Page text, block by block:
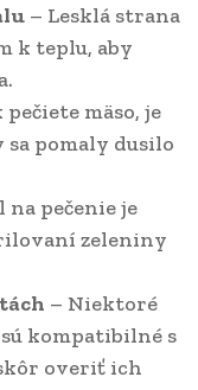
– Lesklá strana
k teplu, aby
pečiete mäso, je
sa pomaly dusilo
na pečenie je
zeleniny
– Niektoré
kompatibilné s
overiť ich